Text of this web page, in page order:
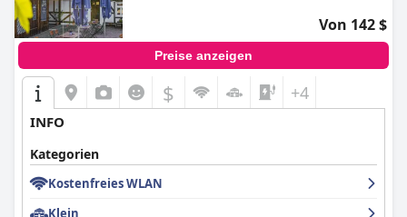
Von 142 $
Preise anzeigen
$ +4
INFO
Kategorien
Kostenfreies WLAN
Klein